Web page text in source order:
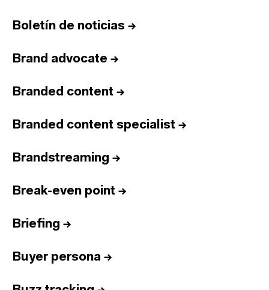
Boletín de noticias →
Brand advocate →
Branded content →
Branded content specialist →
Brandstreaming →
Break-even point →
Briefing →
Buyer persona →